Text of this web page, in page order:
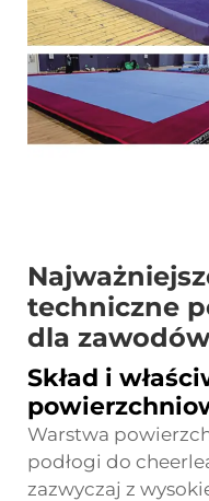
techniczne
dla zawodów
Skład i
Warstwa
podłogi do
zazwyczaj z